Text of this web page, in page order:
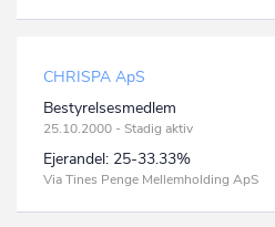
CHRISPA ApS
Bestyrelsesmedlem
25.10.2000 - Stadig aktiv
Ejerandel: 25-33.33%
Via Tines Penge Mellemholding ApS